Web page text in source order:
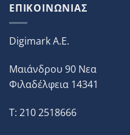
ΕΠΙΚΟΙΝΩΝΙΑΣ
Digimark A.E.
Μαιάνδρου 90 Νεα
Φιλαδέλφεια 14341
T: 210 2518666